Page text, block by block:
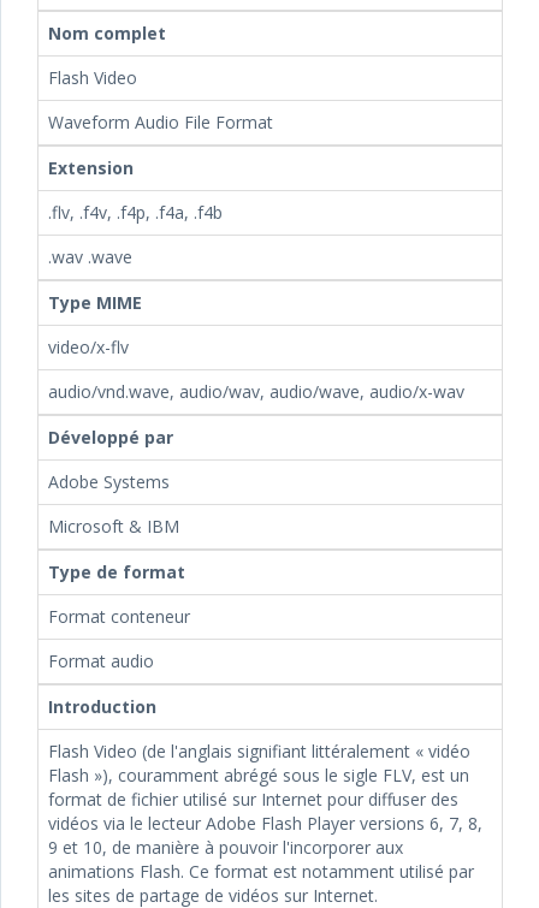
Nom complet
Flash Video
Waveform Audio File Format
Extension
.flv, .f4v, .f4p, .f4a, .f4b
.wav .wave
Type MIME
video/x-flv
audio/vnd.wave, audio/wav, audio/wave, audio/x-wav
Développé par
Adobe Systems
Microsoft & IBM
Type de format
Format conteneur
Format audio
Introduction
Flash Video (de l'anglais signifiant littéralement « vidéo
Flash »), couramment abrégé sous le sigle FLV, est un
format de fichier utilisé sur Internet pour diffuser des
vidéos via le lecteur Adobe Flash Player versions 6, 7, 8,
9 et 10, de manière à pouvoir l'incorporer aux
animations Flash. Ce format est notamment utilisé par
les sites de partage de vidéos sur Internet.